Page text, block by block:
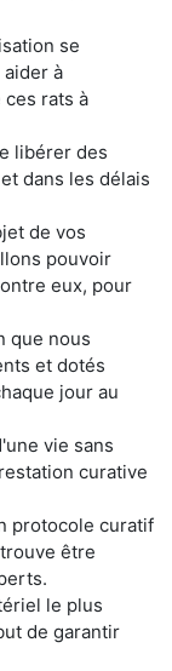
se
à
rats à
libérer des
dans les délais
de vos
pouvoir
eux, pour
que nous
et dotés
jour au
vie sans
curative
protocole curatif
être
le plus
de garantir